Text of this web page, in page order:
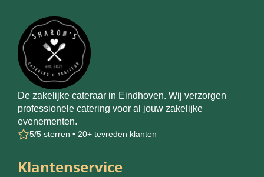
De zakelijke cateraar in Eindhoven. Wij verzorgen
professionele catering voor al jouw zakelijke
evenementen.
5/5 sterren • 20+ tevreden klanten
Klantenservice